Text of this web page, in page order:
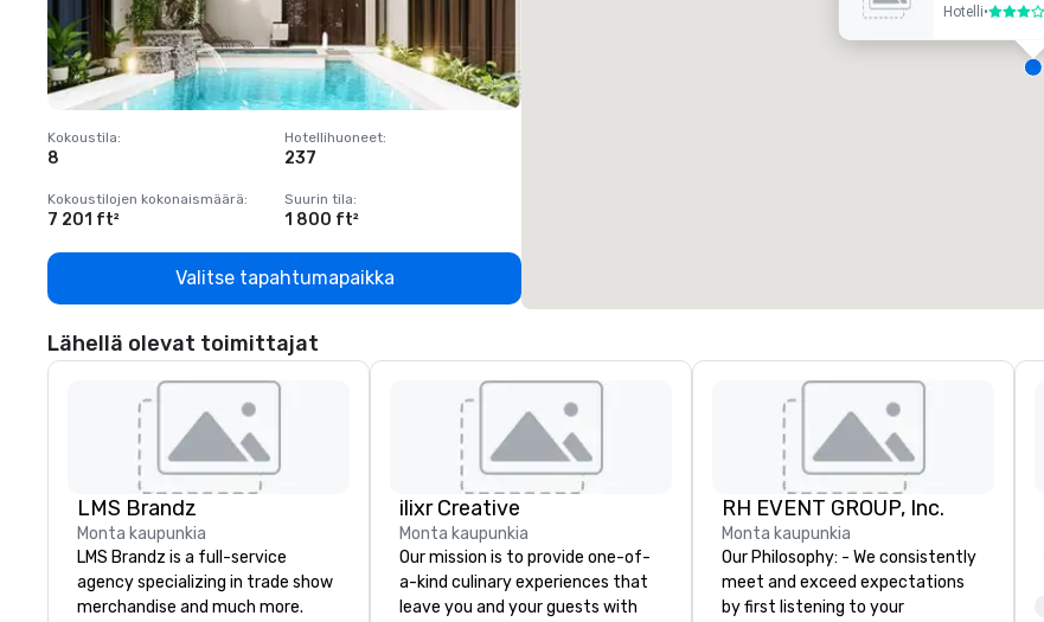
Kokoustila:
8
Hotellihuoneet:
237
Kokoustilojen kokonaismäärä:
7 201 ft²
Suurin tila:
1 800 ft²
Valitse tapahtumapaikka
Hotelli•3 / 5
Lähellä olevat toimittajat
LMS Brandz
Monta kaupunkia
LMS Brandz is a full-service
agency specializing in trade show
merchandise and much more.
ilixr Creative
Monta kaupunkia
Our mission is to provide one-of-
a-kind culinary experiences that
leave you and your guests with
RH EVENT GROUP, Inc.
Monta kaupunkia
Our Philosophy: - We consistently
meet and exceed expectations
by first listening to your